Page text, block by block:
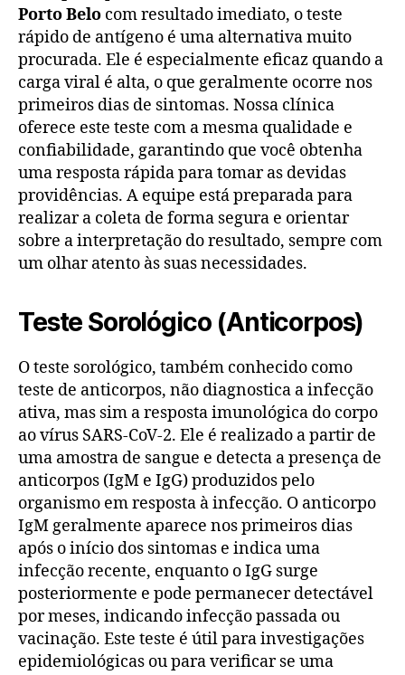
Porto Belo com resultado imediato, o teste
rápido de antígeno é uma alternativa muito
procurada. Ele é especialmente eficaz quando a
carga viral é alta, o que geralmente ocorre nos
primeiros dias de sintomas. Nossa clínica
oferece este teste com a mesma qualidade e
confiabilidade, garantindo que você obtenha
uma resposta rápida para tomar as devidas
providências. A equipe está preparada para
realizar a coleta de forma segura e orientar
sobre a interpretação do resultado, sempre com
um olhar atento às suas necessidades.
Teste Sorológico (Anticorpos)
O teste sorológico, também conhecido como
teste de anticorpos, não diagnostica a infecção
ativa, mas sim a resposta imunológica do corpo
ao vírus SARS-CoV-2. Ele é realizado a partir de
uma amostra de sangue e detecta a presença de
anticorpos (IgM e IgG) produzidos pelo
organismo em resposta à infecção. O anticorpo
IgM geralmente aparece nos primeiros dias
após o início dos sintomas e indica uma
infecção recente, enquanto o IgG surge
posteriormente e pode permanecer detectável
por meses, indicando infecção passada ou
vacinação. Este teste é útil para investigações
epidemiológicas ou para verificar se uma